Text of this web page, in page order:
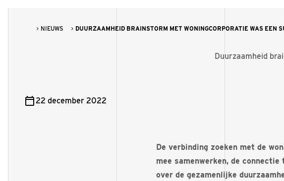
NIEUWS DUURZAAMHEID BRAINSTORM MET WONINGCORPORATIE WAS EEN
Duurzaamheid
22 december 2022
De verbinding zoeken met de
mee samenwerken, de
over de gezamenlijke